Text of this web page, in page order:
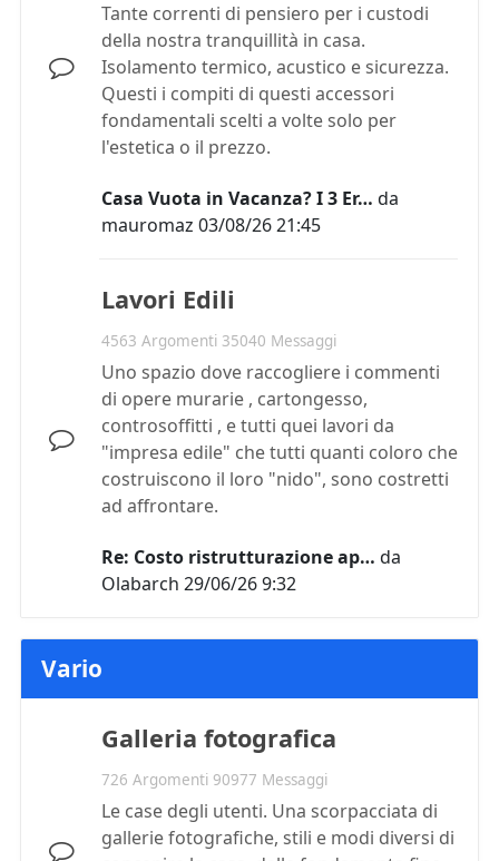
Tante correnti di pensiero per i custodi
della nostra tranquillità in casa.
Isolamento termico, acustico e sicurezza.
Questi i compiti di questi accessori
fondamentali scelti a volte solo per
l'estetica o il prezzo.
Casa Vuota in Vacanza? I 3 Er… da
mauromaz 03/08/26 21:45
Lavori Edili
4563 Argomenti 35040 Messaggi
Uno spazio dove raccogliere i commenti
di opere murarie , cartongesso,
controsoffitti , e tutti quei lavori da
"impresa edile" che tutti quanti coloro che
costruiscono il loro "nido", sono costretti
ad affrontare.
Re: Costo ristrutturazione ap… da
Olabarch 29/06/26 9:32
Vario
Galleria fotografica
726 Argomenti 90977 Messaggi
Le case degli utenti. Una scorpacciata di
gallerie fotografiche, stili e modi diversi di